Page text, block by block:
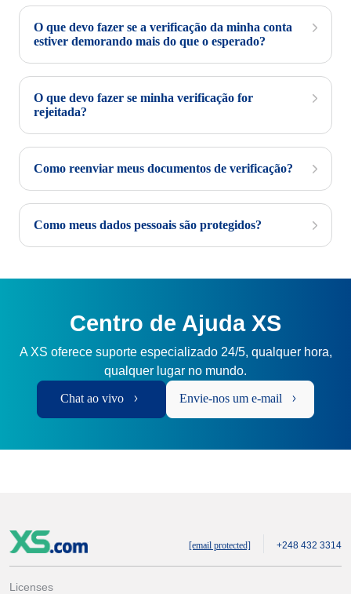
O que devo fazer se a verificação da minha conta
estiver demorando mais do que o esperado?
O que devo fazer se minha verificação for
rejeitada?
Como reenviar meus documentos de verificação?
Como meus dados pessoais são protegidos?
Centro de Ajuda XS
A XS oferece suporte especializado 24/5, qualquer hora,
qualquer lugar no mundo.
Chat ao vivo Envie-nos um e-mail
[email protected] +248 432 3314
Licenses